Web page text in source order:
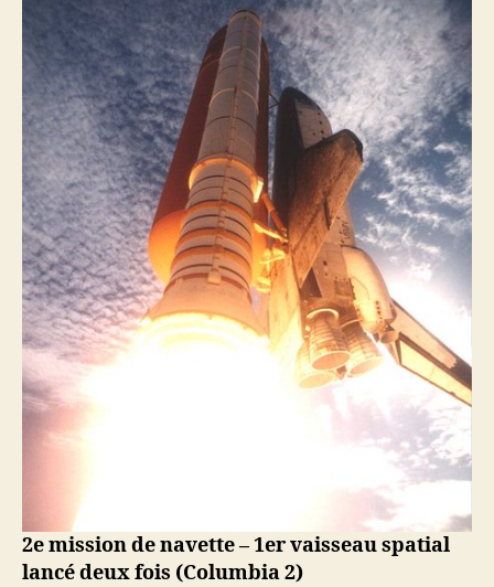
2e mission de navette – 1er vaisseau spatial
lancé deux fois (Columbia 2)